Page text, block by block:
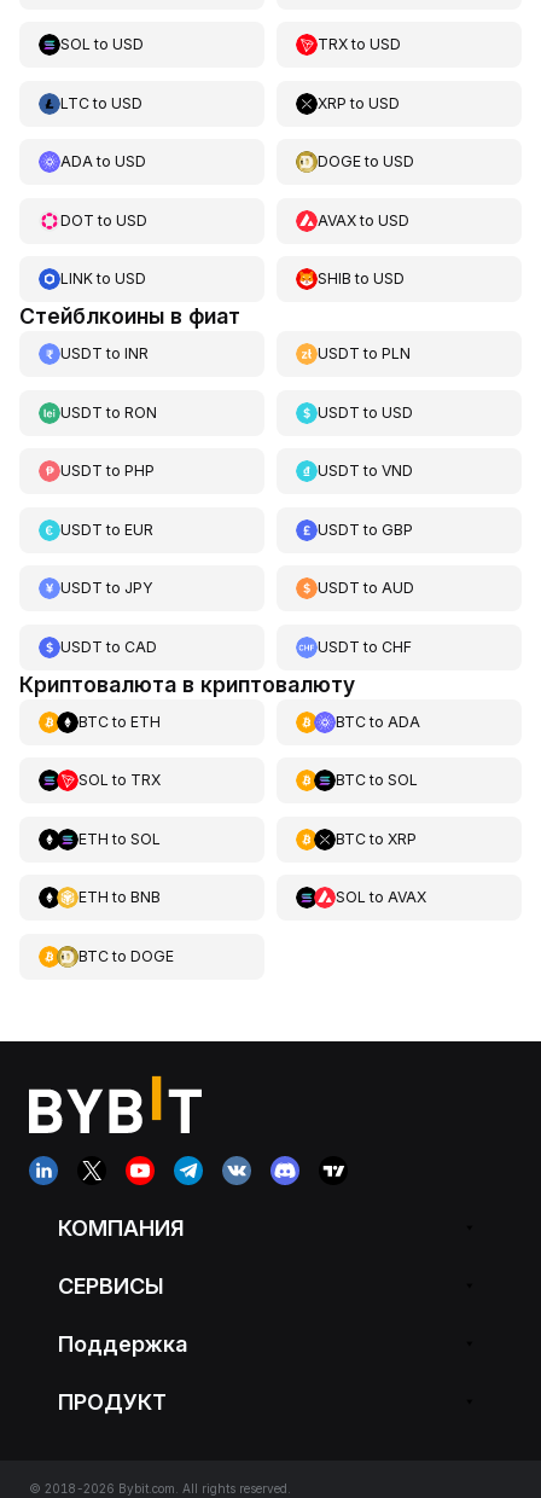
SOL to USD TRXtoUSD
LTCto USD XRP toUSD
ADAto USD DOGEtoUSD
DOT to USD AVAXtoUSD
LINKto USD SHIB toUSD
Стейблкоины в фиат
USDT to INR USDT toPLN
USDT to RON USDT toUSD
USDT to PHP USDT toVND
USDT to EUR USDT toGBP
USDT to JPY USDT toAUD
USDT to CAD USDT toCHF
Криптовалюта в криптовалюту
BTCto ETH BTCto ADA
SOL to TRX BTCto SOL
ETH to SOL BTCto XRP
ETH to BNB SOL to AVAX
BTCto DOGE
КОМПАНИЯ
СЕРВИСЫ
Поддержка
ПРОДУКТ
© 2018-2026 Bybit.com. All rights reserved.